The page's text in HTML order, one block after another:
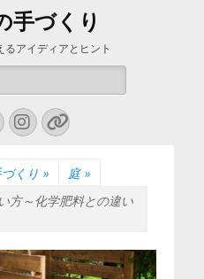
手づくり
るアイディアとヒント
Instagram
リ
ン
くり » 庭 »
方～化学肥料との違い